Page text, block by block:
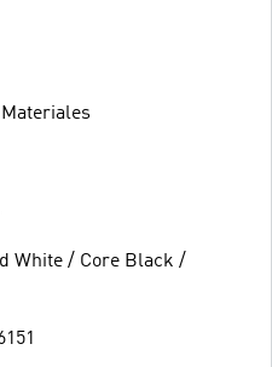
White / Core Black /